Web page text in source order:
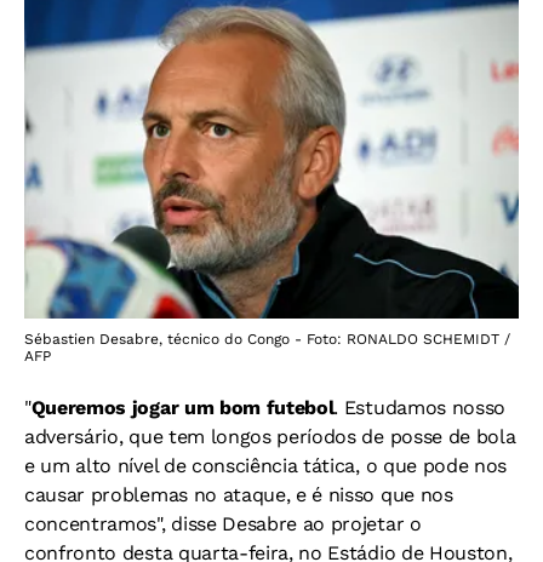
Sébastien Desabre, técnico do Congo - Foto: RONALDO SCHEMIDT /
AFP
"Queremos jogar um bom futebol. Estudamos nosso
adversário, que tem longos períodos de posse de bola
e um alto nível de consciência tática, o que pode nos
causar problemas no ataque, e é nisso que nos
concentramos", disse Desabre ao projetar o
confronto desta quarta-feira, no Estádio de Houston,